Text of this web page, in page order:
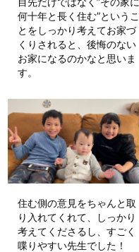
何十年と長く住む”というこ
とをしっかり考えてお家づ
くりされると、後悔のない
お家になるのかなと思いま
す。
住む側の意見をちゃんと取
り入れてくれて、しっかり
考えてくださるし、すごく
喋りやすい先生でした！